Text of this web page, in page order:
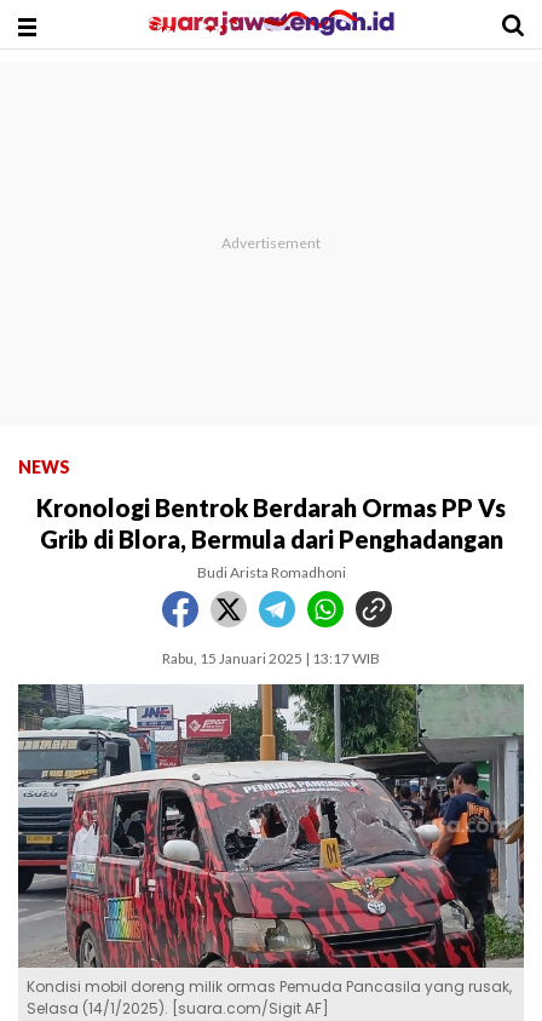
NEWS
Kronologi Bentrok Berdarah Ormas PP Vs
Grib di Blora, Bermula dari Penghadangan
Budi Arista Romadhoni
Rabu, 15 Januari 2025 | 13:17 WIB
Kondisi mobil doreng milik ormas Pemuda Pancasila yang rusak,
Selasa (14/1/2025). [suara.com/Sigit AF]